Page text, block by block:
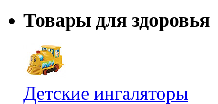
Товары для здоровья
Детские ингаляторы